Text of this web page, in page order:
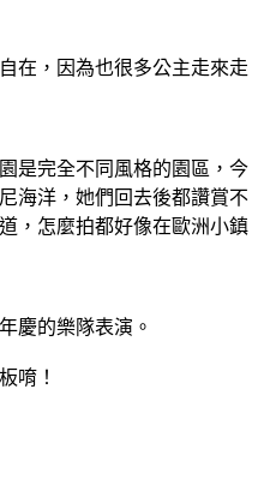
在，因為也很多公主走來走
是完全不同風格的園區，今
海洋，她們回去後都讚賞不
，怎麼拍都好像在歐洲小鎮
慶的樂隊表演。
唷！